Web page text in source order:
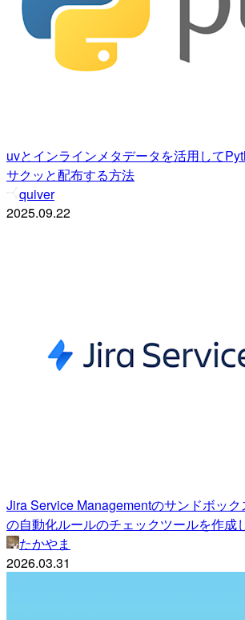
uvとインラインメタデータを活用して
サクッと配布する方法
quiver
2025.09.22
Jira Service Managementのサンドボッ
の自動化ルールのチェックツールを作成
たかやま
2026.03.31